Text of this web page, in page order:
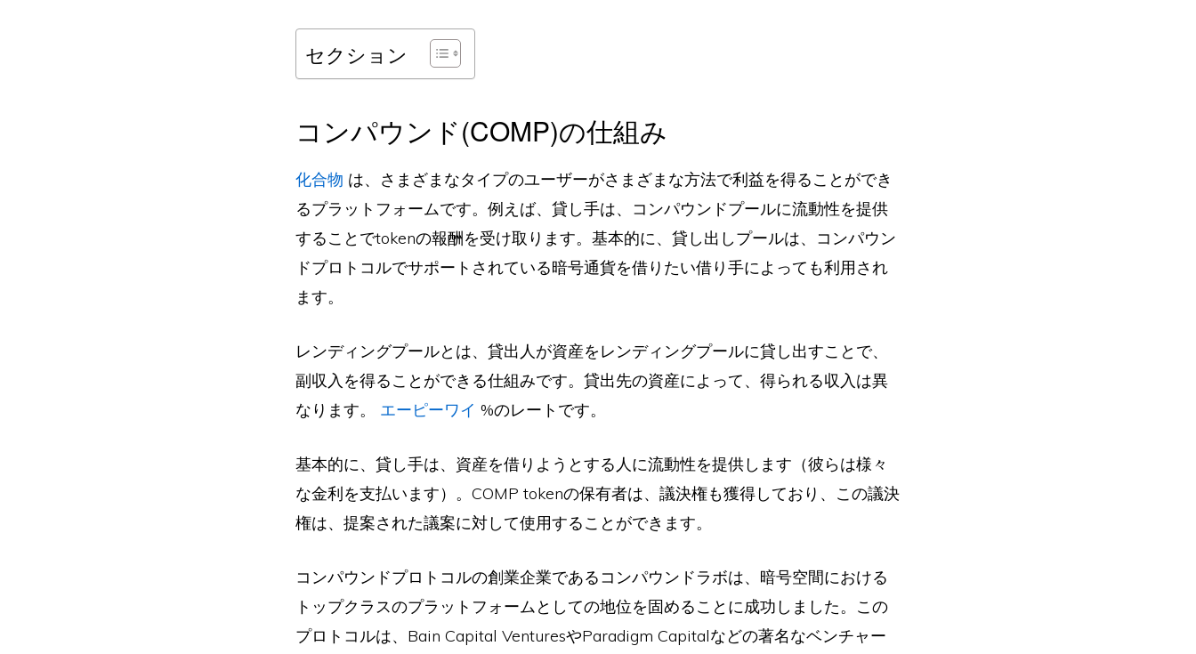
セクション
コンパウンド(COMP)の仕組み
化合物 は、さまざまなタイプのユーザーがさまざまな方法で利益を得ることができ
るプラットフォームです。例えば、貸し手は、コンパウンドプールに流動性を提供
することでtokenの報酬を受け取ります。基本的に、貸し出しプールは、コンパウン
ドプロトコルでサポートされている暗号通貨を借りたい借り手によっても利用され
ます。
レンディングプールとは、貸出人が資産をレンディングプールに貸し出すことで、
副収入を得ることができる仕組みです。貸出先の資産によって、得られる収入は異
なります。 エーピーワイ %のレートです。
基本的に、貸し手は、資産を借りようとする人に流動性を提供します（彼らは様々
な金利を支払います）。COMP tokenの保有者は、議決権も獲得しており、この議決
権は、提案された議案に対して使用することができます。
コンパウンドプロトコルの創業企業であるコンパウンドラボは、暗号空間における
トップクラスのプラットフォームとしての地位を固めることに成功しました。この
プロトコルは、Bain Capital VenturesやParadigm Capitalなどの著名なベンチャー